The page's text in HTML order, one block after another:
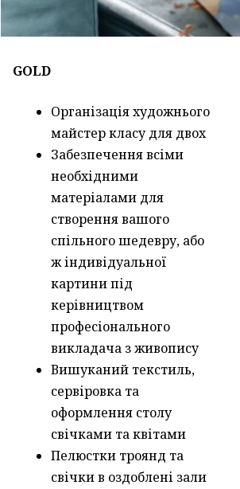
GOLD
Організація художнього
майстер класу для двох
Забезпечення всіми
необхідними
матеріалами для
створення вашого
спільного шедевру, або
ж індивідуальної
картини під
керівництвом
професіонального
викладача з живопису
Вишуканий текстиль,
сервіровка та
оформлення столу
свічками та квітами
Пелюстки троянд та
свічки в оздоблені зали